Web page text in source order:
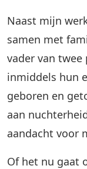
Naast mijn
samen met
vader van twee
inmiddels hun
geboren en
aan
aandacht voor
Of het nu gaat